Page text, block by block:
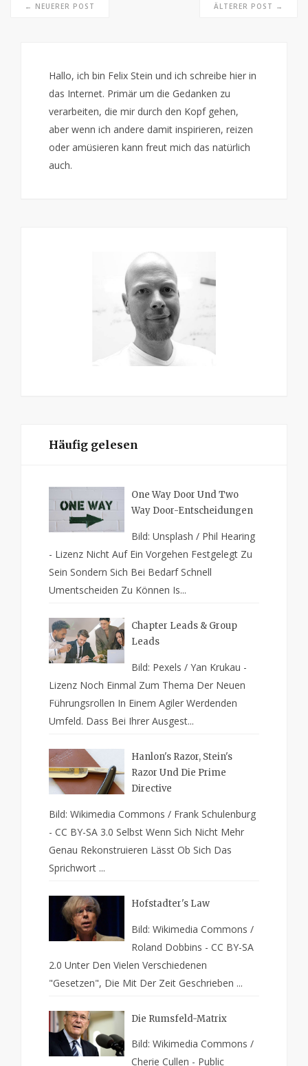
← NEUERER POST ÄLTERER POST →
Hallo, ich bin Felix Stein und ich schreibe hier in
das Internet. Primär um die Gedanken zu
verarbeiten, die mir durch den Kopf gehen,
aber wenn ich andere damit inspirieren, reizen
oder amüsieren kann freut mich das natürlich
auch.
Häufig gelesen
One Way Door Und Two
Way Door-Entscheidungen
Bild: Unsplash / Phil Hearing
- Lizenz Nicht Auf Ein Vorgehen Festgelegt Zu
Sein Sondern Sich Bei Bedarf Schnell
Umentscheiden Zu Können Is...
Chapter Leads & Group
Leads
Bild: Pexels / Yan Krukau -
Lizenz Noch Einmal Zum Thema Der Neuen
Führungsrollen In Einem Agiler Werdenden
Umfeld. Dass Bei Ihrer Ausgest...
Hanlon's Razor, Stein's
Razor Und Die Prime
Directive
Bild: Wikimedia Commons / Frank Schulenburg
- CC BY-SA 3.0 Selbst Wenn Sich Nicht Mehr
Genau Rekonstruieren Lässt Ob Sich Das
Sprichwort ...
Hofstadter's Law
Bild: Wikimedia Commons /
Roland Dobbins - CC BY-SA
2.0 Unter Den Vielen Verschiedenen
"Gesetzen", Die Mit Der Zeit Geschrieben ...
Die Rumsfeld-Matrix
Bild: Wikimedia Commons /
Cherie Cullen - Public